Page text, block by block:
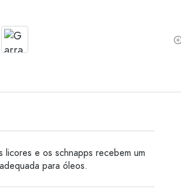
e os schnapps recebem um
para óleos.